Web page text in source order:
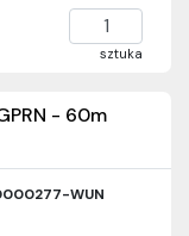
sztuka
- 60m
WUN